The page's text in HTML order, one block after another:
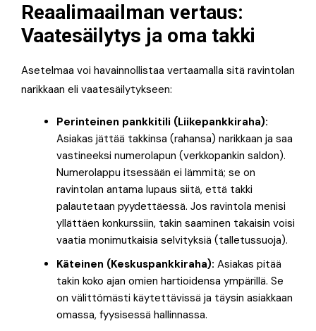
Reaalimaailman vertaus:
Vaatesäilytys ja oma takki
Asetelmaa voi havainnollistaa vertaamalla sitä ravintolan
narikkaan eli vaatesäilytykseen:
Perinteinen pankkitili (Liikepankkiraha):
Asiakas jättää takkinsa (rahansa) narikkaan ja saa
vastineeksi numerolapun (verkkopankin saldon).
Numerolappu itsessään ei lämmitä; se on
ravintolan antama lupaus siitä, että takki
palautetaan pyydettäessä. Jos ravintola menisi
yllättäen konkurssiin, takin saaminen takaisin voisi
vaatia monimutkaisia selvityksiä (talletussuoja).
Käteinen (Keskuspankkiraha): Asiakas pitää
takin koko ajan omien hartioidensa ympärillä. Se
on välittömästi käytettävissä ja täysin asiakkaan
omassa, fyysisessä hallinnassa.